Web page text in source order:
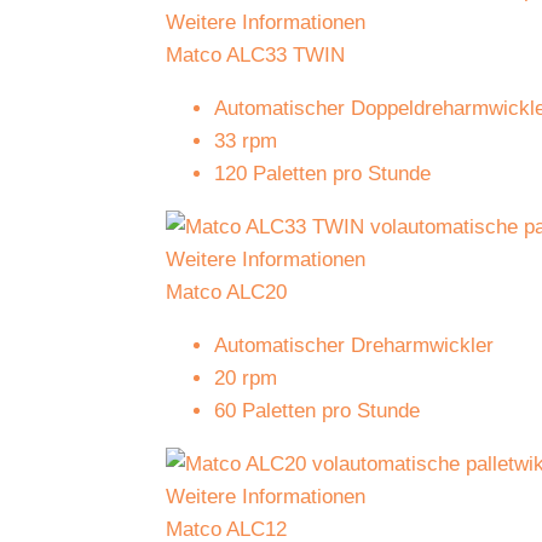
Weitere Informationen
Matco ALC33 TWIN
Automatischer
33 rpm
120 Paletten pro Stunde
Weitere Informationen
Matco ALC20
Automatischer Dreharmwickler
20 rpm
60 Paletten pro Stunde
Weitere Informationen
Matco ALC12